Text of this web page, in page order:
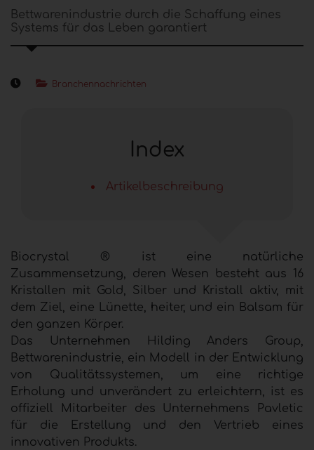
Bettwarenindustrie durch die Schaffung eines
Systems für das Leben garantiert
Branchennachrichten
Index
Artikelbeschreibung
Biocrystal ® ist eine natürliche
Zusammensetzung, deren Wesen besteht aus 16
Kristallen mit Gold, Silber und Kristall aktiv, mit
dem Ziel, eine Lünette, heiter, und ein Balsam für
den ganzen Körper.
Das Unternehmen Hilding Anders Group,
Bettwarenindustrie, ein Modell in der Entwicklung
von Qualitätssystemen, um eine richtige
Erholung und unverändert zu erleichtern, ist es
offiziell Mitarbeiter des Unternehmens Pavletic
für die Erstellung und den Vertrieb eines
innovativen Produkts.